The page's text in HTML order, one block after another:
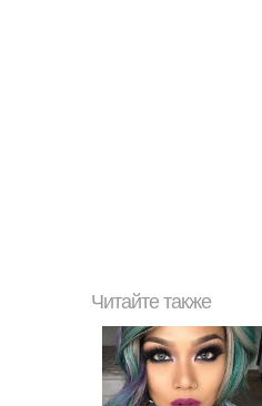
Читайте также